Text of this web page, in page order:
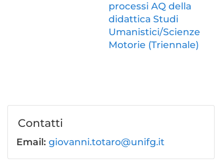
processi AQ della
didattica Studi
Umanistici/Scienze
Motorie (Triennale)
Contatti
Email: giovanni.totaro@unifg.it